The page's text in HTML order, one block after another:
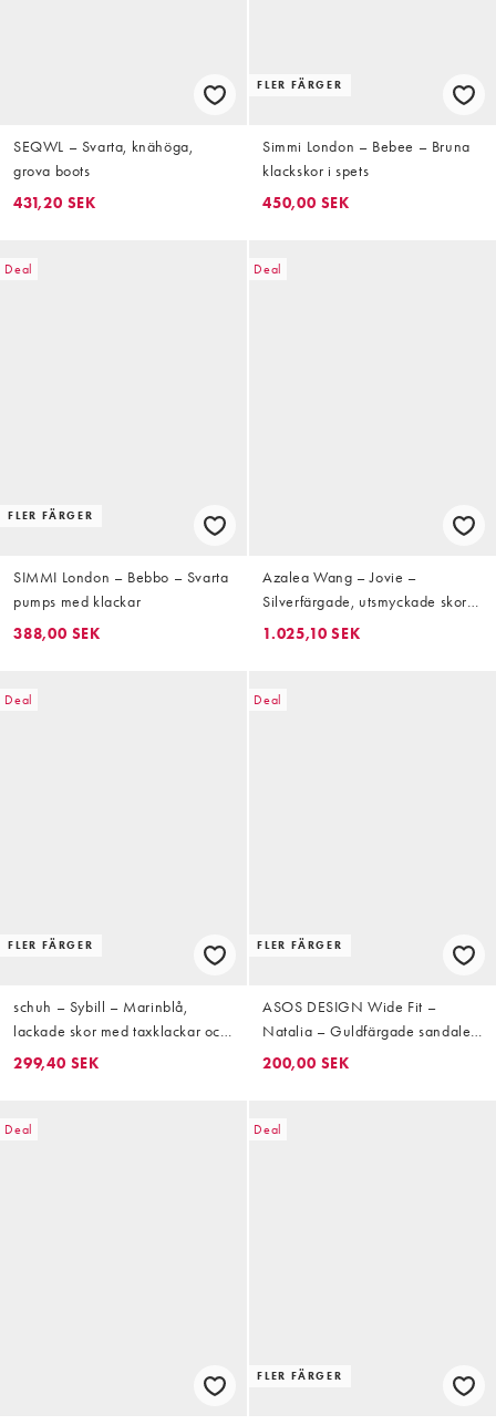
SEQWL – Svarta, knähöga,
grova boots
431,20 SEK
FLER FÄRGER
Simmi London – Bebee – Bruna
klackskor i spets
450,00 SEK
Deal
FLER FÄRGER
SIMMI London – Bebbo – Svarta
pumps med klackar
388,00 SEK
Deal
Azalea Wang – Jovie –
Silverfärgade, utsmyckade skor
med stilettklackar
1.025,10 SEK
Deal
FLER FÄRGER
schuh – Sybill – Marinblå,
lackade skor med taxklackar och
hälrem
299,40 SEK
Deal
FLER FÄRGER
ASOS DESIGN Wide Fit –
Natalia – Guldfärgade sandaler
med höga klackar och T-formad
200,00 SEK
Deal Deal
FLER FÄRGER